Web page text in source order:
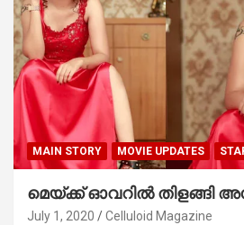
MAIN STORY MOVIE UPDATES
മെയ്ക്ക് ഓവറില്‍ തിളങ്ങി
July 1, 2020 Celluloid Magazine